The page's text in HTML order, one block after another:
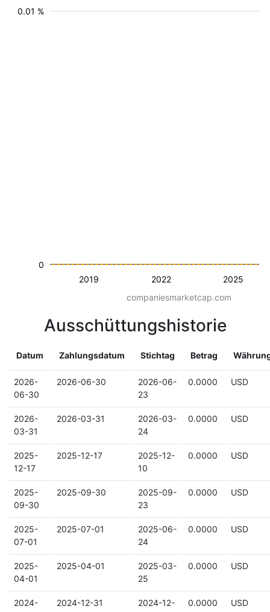
2019 2022 2025
0.01 %
0
companiesmarketcap.com
Ausschüttungshistorie
Datum Zahlungsdatum Stichtag Betrag
2026-
06-30
2026-06-30
2026-06-
23
0.0000 USD
2026-
03-31
2026-03-31
2026-03-
24
0.0000 USD
2025-
12-17
2025-12-17
2025-12-
10
0.0000 USD
2025-
09-30
2025-09-30
2025-09-
23
0.0000 USD
2025-
07-01
2025-07-01
2025-06-
24
0.0000 USD
2025-
04-01
2025-04-01
2025-03-
25
0.0000 USD
2024-
2024-12-31
2024-12-
0.0000 USD